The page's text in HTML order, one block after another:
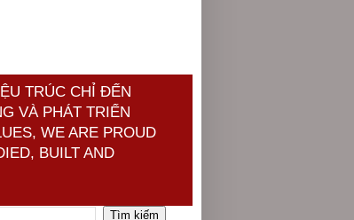
TRÚC CHỈ ĐẾN
VÀ PHÁT TRIỂN
WE ARE PROUD
BUILT AND